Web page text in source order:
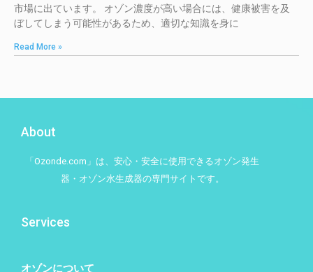
市場に出ています。 オゾン濃度が高い場合には、健康被害を及
ぼしてしまう可能性があるため、適切な知識を身に
Read More »
About
「Ozonde.com」は、安心・安全に使用できるオゾン発生
器・オゾン水生成器の専門サイトです。
Services
オゾンについて